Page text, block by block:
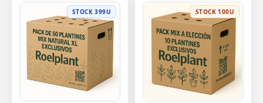
STOCK 399U STOCK 100U